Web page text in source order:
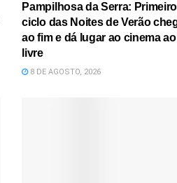
Pampilhosa da Serra: Primeiro
ciclo das Noites de Verão
ao fim e dá lugar ao cinema
livre
8 DE AGOSTO, 2026